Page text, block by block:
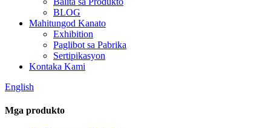
BLOG
Mahitungod Kanato
Exhibition
Paglibot sa Pabrika
Sertipikasyon
Kontaka Kami
English
Mga produkto